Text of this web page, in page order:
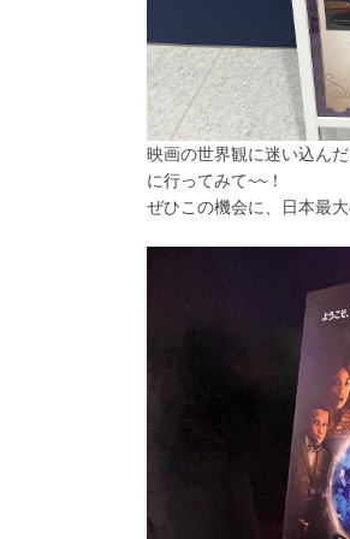
映画の世界観に迷い込ん
に行ってみて~~！
ぜひこの機会に、日本最